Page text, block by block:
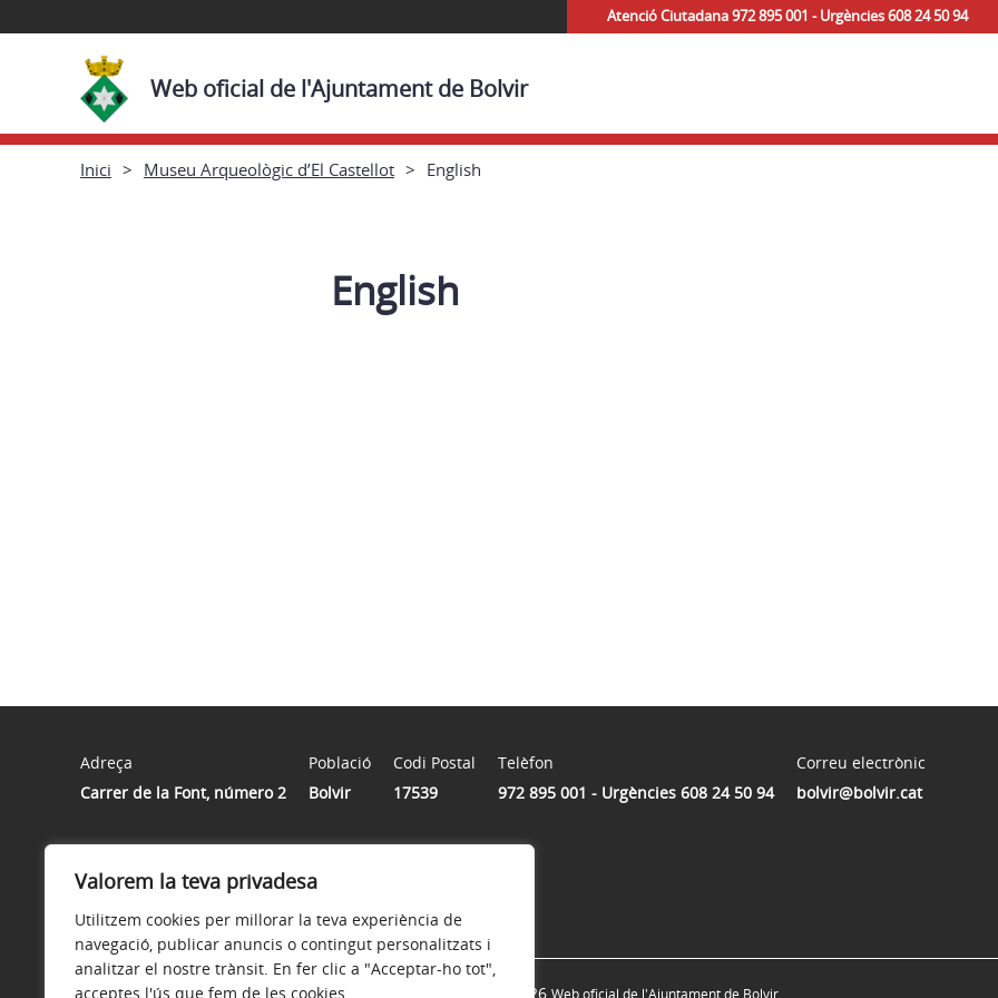
Valorem la teva privadesa
Utilitzem cookies per millorar la teva experiència de
navegació, publicar anuncis o contingut personalitzats i
analitzar el nostre trànsit. En fer clic a "Acceptar-ho tot",
acceptes l'ús que fem de les cookies.
Atenció Ciutadana 972 895 001 - Urgències 608 24 50 94
Web oficial de l'Ajuntament de Bolvir
Inici Museu Arqueològic d’El Castellot English
English
Adreça
Carrer de la Font, número 2
Població
Bolvir
Codi Postal
17539
Telèfon
972 895 001 - Urgències 608 24 50 94
Correu electrònic
bolvir@bolvir.cat
De dilluns a divendres de 8 h a 15 h
Avís legal Política de privacitat © 2026